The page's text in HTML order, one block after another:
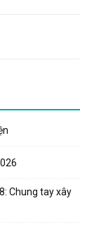
Chung tay xây